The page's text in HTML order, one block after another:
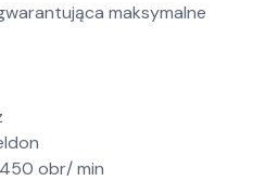
maksymalne
obr/ min